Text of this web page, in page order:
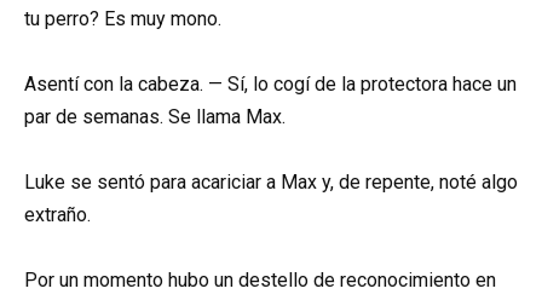
tu perro? Es muy mono.
Asentí con la cabeza. — Sí, lo cogí de la protectora hace un
par de semanas. Se llama Max.
Luke se sentó para acariciar a Max y, de repente, noté algo
extraño.
Por un momento hubo un destello de reconocimiento en